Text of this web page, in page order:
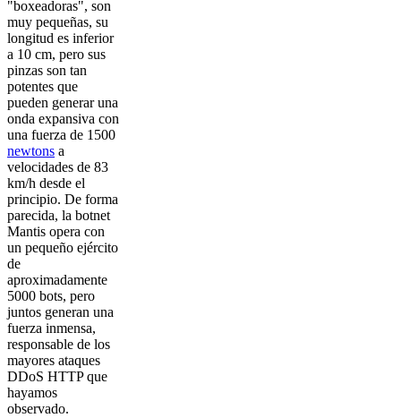
"boxeadoras", son
muy pequeñas, su
longitud es inferior
a 10 cm, pero sus
pinzas son tan
potentes que
pueden generar una
onda expansiva con
una fuerza de 1500
newtons a
velocidades de 83
km/h desde el
principio. De forma
parecida, la botnet
Mantis opera con
un pequeño ejército
de
aproximadamente
5000 bots, pero
juntos generan una
fuerza inmensa,
responsable de los
mayores ataques
DDoS HTTP que
hayamos
observado.